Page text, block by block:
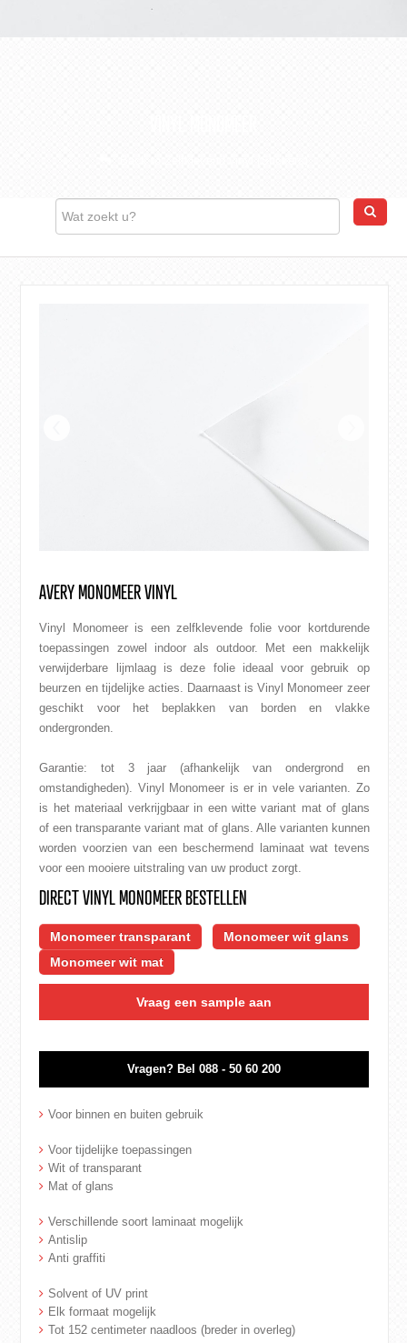
AVERY MONOMEER VINYL
Vinyl Monomeer is een zelfklevende folie voor kortdurende
toepassingen zowel indoor als outdoor. Met een makkelijk
verwijderbare lijmlaag is deze folie ideaal voor gebruik op
beurzen en tijdelijke acties. Daarnaast is Vinyl Monomeer zeer
geschikt voor het beplakken van borden en vlakke
ondergronden.
Garantie: tot 3 jaar (afhankelijk van ondergrond en
omstandigheden). Vinyl Monomeer is er in vele varianten. Zo
is het materiaal verkrijgbaar in een witte variant mat of glans
of een transparante variant mat of glans. Alle varianten kunnen
worden voorzien van een beschermend laminaat wat tevens
voor een mooiere uitstraling van uw product zorgt.
DIRECT VINYL MONOMEER BESTELLEN
Monomeer transparant
Monomeer wit glans
Monomeer wit mat
Vraag een sample aan
Vragen? Bel 088 - 50 60 200
Voor binnen en buiten gebruik
Voor tijdelijke toepassingen
Wit of transparant
Mat of glans
Verschillende soort laminaat mogelijk
Antislip
Anti graffiti
Solvent of UV print
Elk formaat mogelijk
Tot 152 centimeter naadloos (breder in overleg)